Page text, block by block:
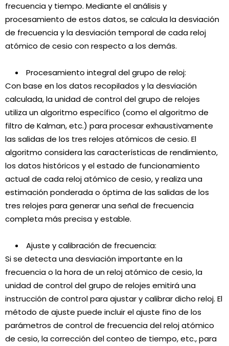
frecuencia y tiempo. Mediante el análisis y
procesamiento de estos datos, se calcula la desviación
de frecuencia y la desviación temporal de cada reloj
atómico de cesio con respecto a los demás.
Procesamiento integral del grupo de reloj:
Con base en los datos recopilados y la desviación
calculada, la unidad de control del grupo de relojes
utiliza un algoritmo específico (como el algoritmo de
filtro de Kalman, etc.) para procesar exhaustivamente
las salidas de los tres relojes atómicos de cesio. El
algoritmo considera las características de rendimiento,
los datos históricos y el estado de funcionamiento
actual de cada reloj atómico de cesio, y realiza una
estimación ponderada o óptima de las salidas de los
tres relojes para generar una señal de frecuencia
completa más precisa y estable.
Ajuste y calibración de frecuencia:
Si se detecta una desviación importante en la
frecuencia o la hora de un reloj atómico de cesio, la
unidad de control del grupo de relojes emitirá una
instrucción de control para ajustar y calibrar dicho reloj. El
método de ajuste puede incluir el ajuste fino de los
parámetros de control de frecuencia del reloj atómico
de cesio, la corrección del conteo de tiempo, etc., para